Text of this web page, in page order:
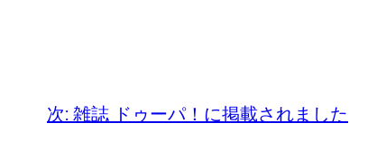
次: 雑誌 ドゥーパ！に掲載されました